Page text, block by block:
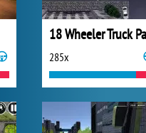
285x